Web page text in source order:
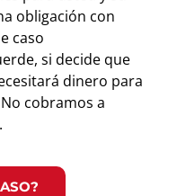
obligación con
caso
si decide que
dinero para
cobramos a